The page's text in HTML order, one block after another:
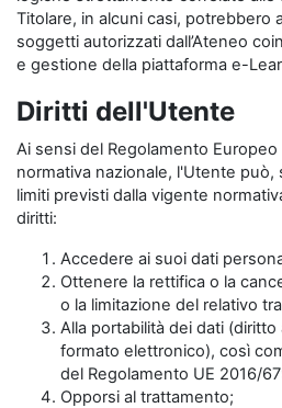
Titolare, in alcuni casi, potrebbero
soggetti autorizzati dall’Ateneo
e gestione della piattaforma e-
Diritti dell'Utente
Ai sensi del Regolamento Europeo
normativa nazionale, l'Utente
limiti previsti dalla vigente
diritti:
Accedere ai suoi dati
Ottenere la rettifica o la
o la limitazione del relativo
Alla portabilità dei dati (diritto
formato elettronico), così
del Regolamento UE 2016/
Opporsi al trattamento;